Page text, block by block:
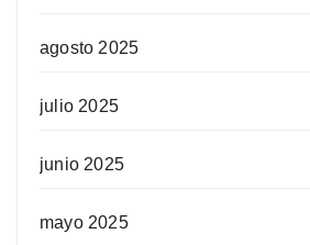
agosto 2025
julio 2025
junio 2025
mayo 2025